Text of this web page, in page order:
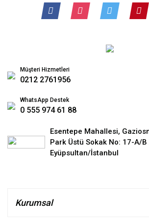
Müşteri Hizmetleri
0212 2761956
WhatsApp Destek
0 555 974 61 88
Esentepe Mahallesi,
Park Üstü Sokak No: 17-A/
Eyüpsultan/İstanbul
Kurumsal